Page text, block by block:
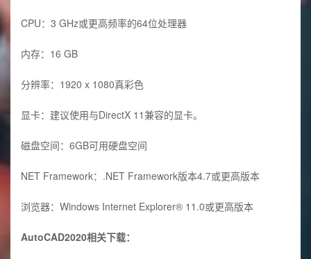
CPU：3 GHz或更高频率的64位处理器
内存：16 GB
分辨率：1920 x 1080真彩色
显卡：建议使用与DirectX 11兼容的显卡。
磁盘空间：6GB可用硬盘空间
NET Framework：.NET Framework版本4.7或更高版本
浏览器：Windows Internet Explorer® 11.0或更高版本
AutoCAD2020相关下载：